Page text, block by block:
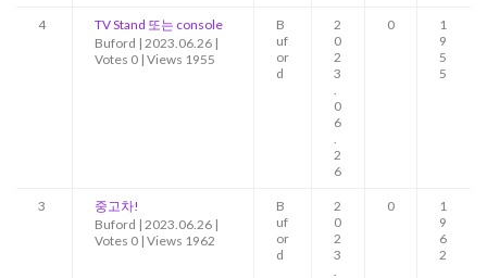
4
TV Stand 또는 console
Buford | 2023.06.26 |
Votes 0 | Views 1955
B
uf
or
d
2
0
2
3
.
0
6
.
2
6
0
1
9
5
5
3
중고차!
Buford | 2023.06.26 |
Votes 0 | Views 1962
B
uf
or
d
2
0
2
3
.
0
1
9
6
2